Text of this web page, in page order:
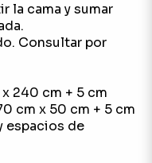
la cama y sumar
Consultar por
240 cm + 5 cm
cm x 50 cm + 5 cm
de